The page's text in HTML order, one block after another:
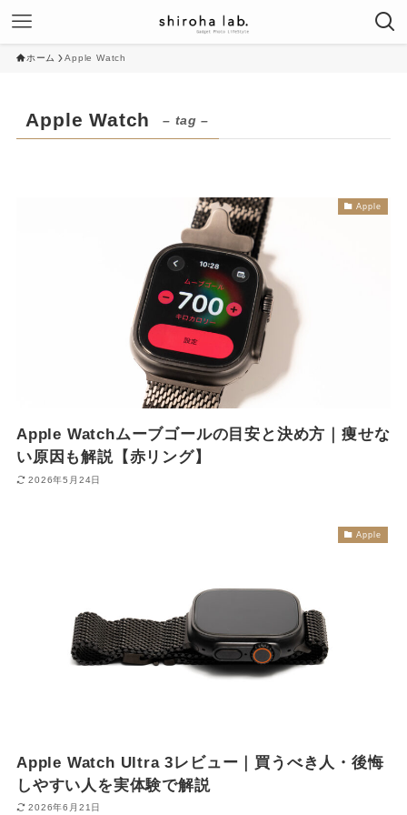
ホーム Apple Watch
Apple Watch – tag –
Apple
Apple Watchムーブゴールの目安と決め方｜痩せな
い原因も解説【赤リング】
2026年5月24日
Apple
Apple Watch Ultra 3レビュー｜買うべき人・後悔
しやすい人を実体験で解説
2026年6月21日